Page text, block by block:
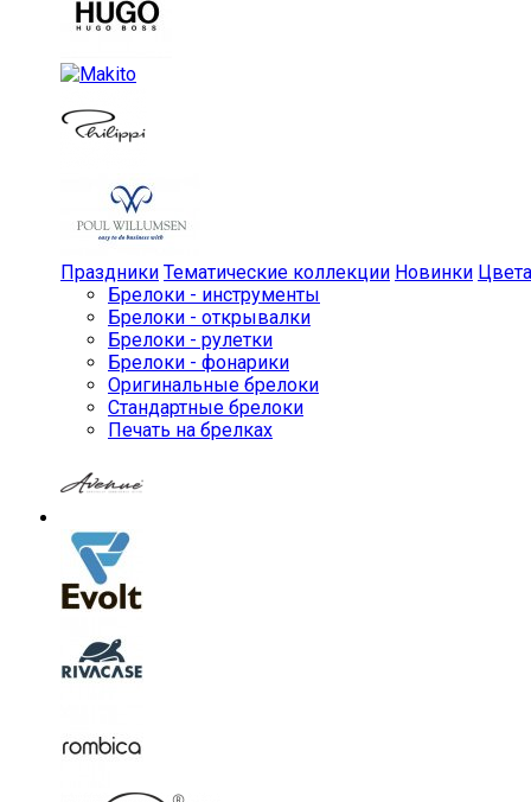
Праздники Тематические коллекции Новинки Цвета
Брелоки - инструменты
Брелоки - открывалки
Брелоки - рулетки
Брелоки - фонарики
Оригинальные брелоки
Стандартные брелоки
Печать на брелках